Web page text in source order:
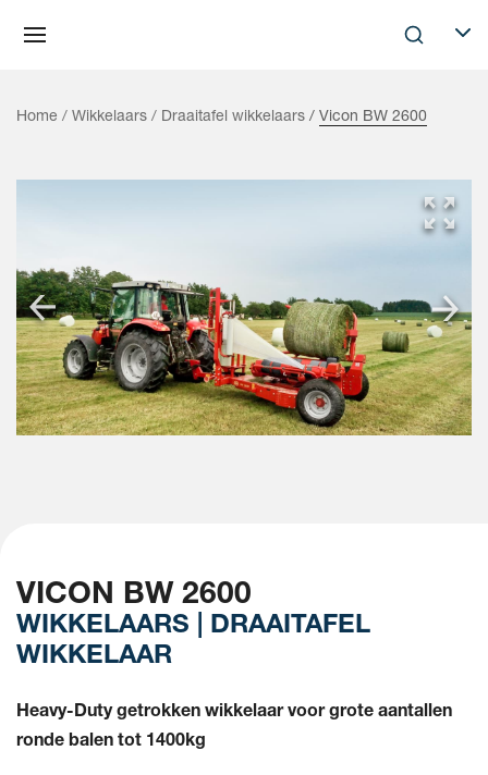
Search
Home Wikkelaars Draaitafel wikkelaars Vicon BW 2600
VICON BW 2600
WIKKELAARS | DRAAITAFEL
WIKKELAAR
Heavy-Duty getrokken wikkelaar voor grote aantallen
ronde balen tot 1400kg